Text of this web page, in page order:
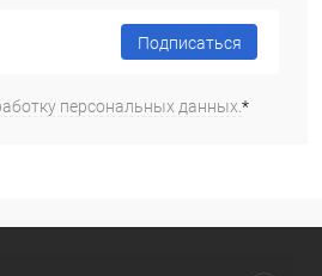
Подписаться
персональных данных.*